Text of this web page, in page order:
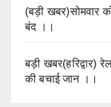
(बड़ी खबर)सोमवार
बंद ।।
बड़ी खबर(हरिद्वार)
की बचाई जान ।।